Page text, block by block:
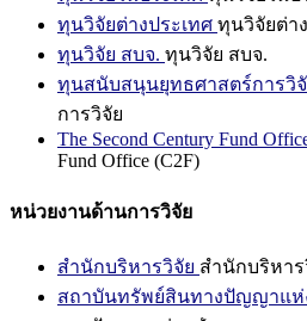
ทุนวิจัยต่างประเทศ ทุนวิจัยต่า
ทุนวิจัย สบจ. ทุนวิจัย สบจ.
ทุนสนับสนุนยุทธศาสตร์การวิ
การวิจัย
The Second Century Fund
Fund Office (C2F)
หน่วยงานด้านการวิจัย
สำนักบริหารวิจัย สำนักบริหาร
สถาบันทรัพย์สินทางปัญญาแห่